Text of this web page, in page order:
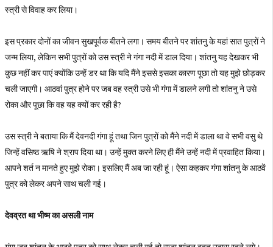
स्त्री से विवाह कर लिया।
इस प्रकार दोनों का जीवन सुखपूर्वक बीतने लगा। समय बीतने पर शांतनु के यहां सात पुत्रों ने
जन्म लिया, लेकिन सभी पुत्रों को उस स्त्री ने गंगा नदी में डाल दिया। शांतनु यह देखकर भी
कुछ नहीं कर पाएं क्योंकि उन्हें डर था कि यदि मैंने इससे इसका कारण पूछा तो यह मुझे छोड़कर
चली जाएगी। आठवां पुत्र होने पर जब वह स्त्री उसे भी गंगा में डालने लगी तो शांतनु ने उसे
रोका और पूछा कि वह यह क्यों कर रही है?
उस स्त्री ने बताया कि मैं देवनदी गंगा हूं तथा जिन पुत्रों को मैंने नदी में डाला था वे सभी वसु थे
जिन्हें वसिष्ठ ऋषि ने श्राप दिया था। उन्हें मुक्त करने लिए ही मैंने उन्हें नदी में प्रवाहित किया।
आपने शर्त न मानते हुए मुझे रोका। इसलिए मैं अब जा रही हूं। ऐसा कहकर गंगा शांतनु के आठवें
पुत्र को लेकर अपने साथ चली गई।
देवव्रत था भीष्म का असली नाम